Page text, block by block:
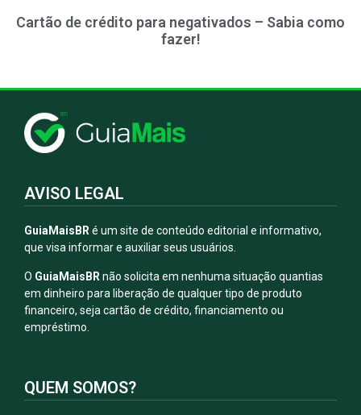
Cartão de crédito para negativados – Sabia como
fazer!
AVISO LEGAL
GuiaMaisBRé um site de conteúdo editorial e informativo,
que visa informar e auxiliar seus usuários.
O GuiaMaisBR não solicita em nenhuma situação quantias
em dinheiro para liberação de qualquer tipo de produto
financeiro, seja cartão de crédito, financiamento ou
empréstimo.
QUEM SOMOS?